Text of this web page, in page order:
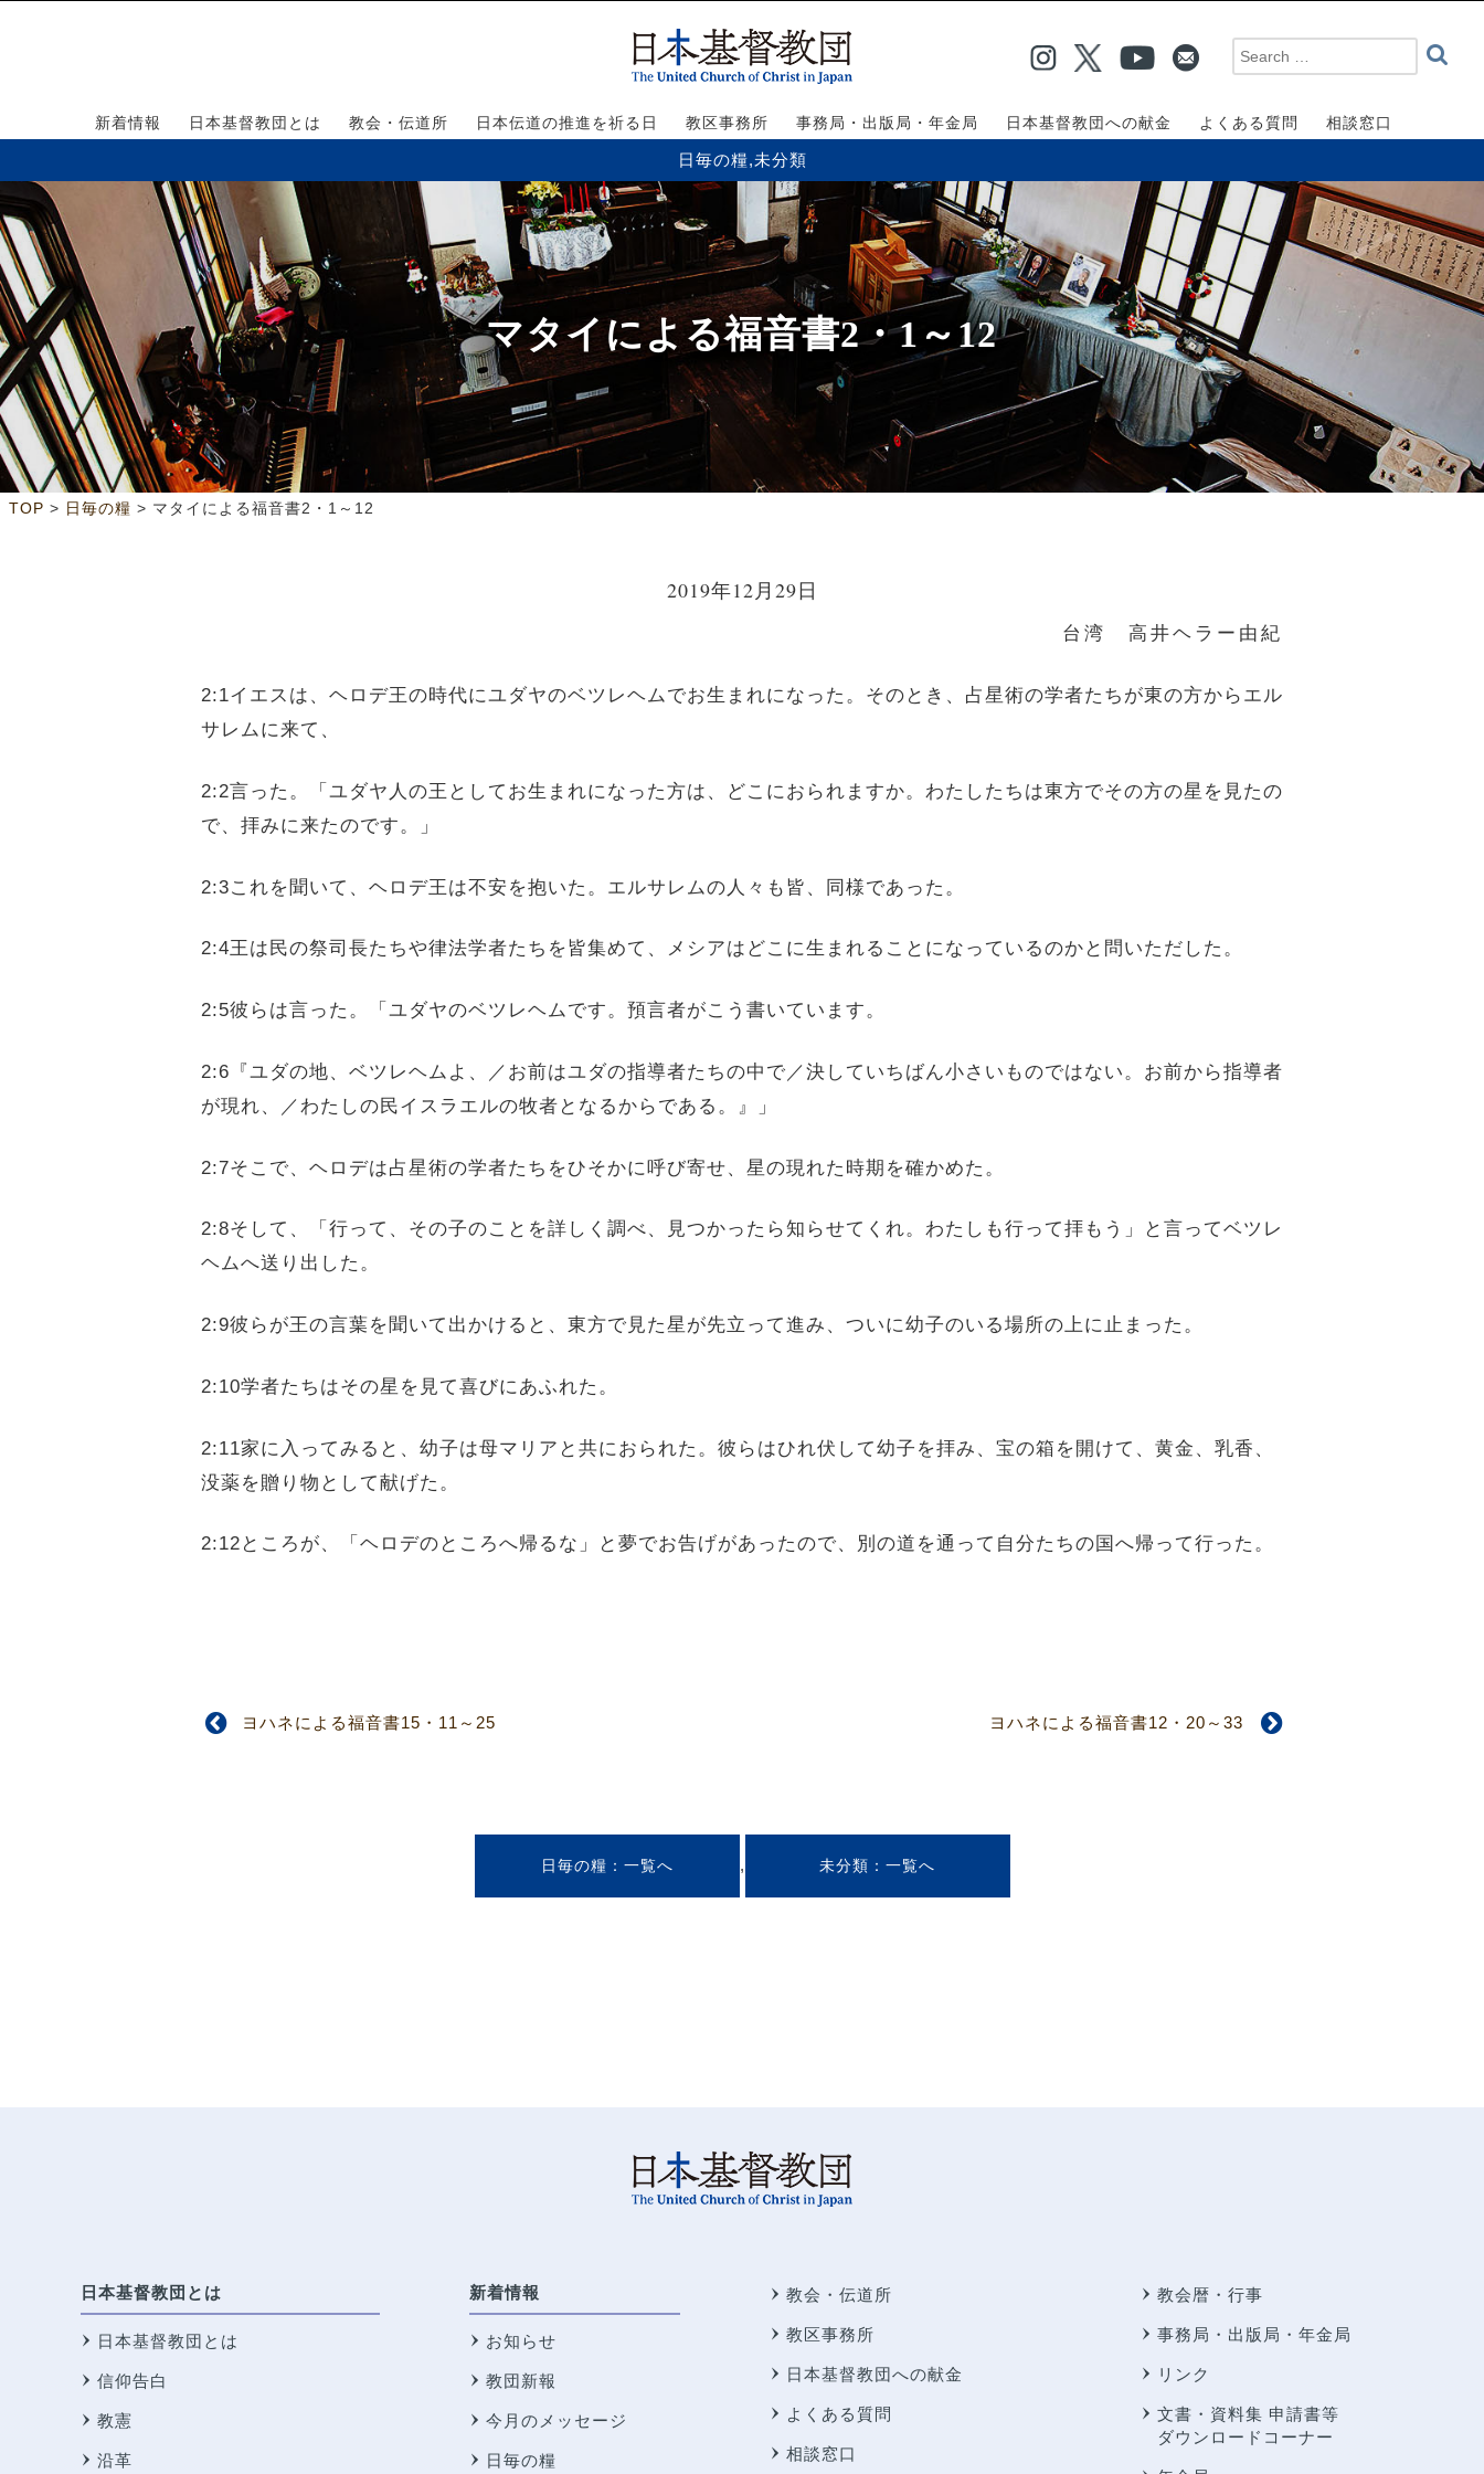
新着情報 日本基督教団とは 教会・伝道所 日本伝道の推進を祈る日 教区事務所 事務局・出版局・年金局 日本基督教団への献金 よくある質問 相談窓口
日毎の糧,未分類
マタイによる福音書2・1～12
TOP > 日毎の糧 > マタイによる福音書2・1～12
2019年12月29日
台湾 高井ヘラー由紀
2:1イエスは、ヘロデ王の時代にユダヤのベツレヘムでお生まれになった。そのとき、占星術の学者たちが東の方からエル
サレムに来て、
2:2言った。「ユダヤ人の王としてお生まれになった方は、どこにおられますか。わたしたちは東方でその方の星を見たの
で、拝みに来たのです。」
2:3これを聞いて、ヘロデ王は不安を抱いた。エルサレムの人々も皆、同様であった。
2:4王は民の祭司長たちや律法学者たちを皆集めて、メシアはどこに生まれることになっているのかと問いただした。
2:5彼らは言った。「ユダヤのベツレヘムです。預言者がこう書いています。
2:6『ユダの地、ベツレヘムよ、／お前はユダの指導者たちの中で／決していちばん小さいものではない。お前から指導者
が現れ、／わたしの民イスラエルの牧者となるからである。』」
2:7そこで、ヘロデは占星術の学者たちをひそかに呼び寄せ、星の現れた時期を確かめた。
2:8そして、「行って、その子のことを詳しく調べ、見つかったら知らせてくれ。わたしも行って拝もう」と言ってベツレ
ヘムへ送り出した。
2:9彼らが王の言葉を聞いて出かけると、東方で見た星が先立って進み、ついに幼子のいる場所の上に止まった。
2:10学者たちはその星を見て喜びにあふれた。
2:11家に入ってみると、幼子は母マリアと共におられた。彼らはひれ伏して幼子を拝み、宝の箱を開けて、黄金、乳香、
没薬を贈り物として献げた。
2:12ところが、「ヘロデのところへ帰るな」と夢でお告げがあったので、別の道を通って自分たちの国へ帰って行った。
ヨハネによる福音書15・11～25 ヨハネによる福音書12・20～33
日毎の糧 , 未分類
日本基督教団とは
日本基督教団とは
信仰告白
教憲
沿革
新着情報
お知らせ
教団新報
今月のメッセージ
日毎の糧
教会・伝道所
教区事務所
日本基督教団への献金
よくある質問
相談窓口
教会暦・行事
事務局・出版局・年金局
リンク
文書・資料集 申請書等
ダウンロードコーナー